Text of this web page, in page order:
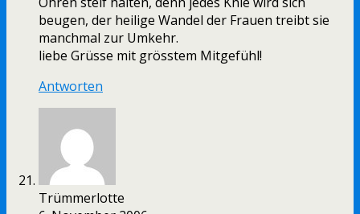
beugen, der heilige Wandel der Frauen treibt sie
manchmal zur Umkehr.
liebe Grüsse mit grösstem Mitgefühl!
Antworten
Trümmerlotte